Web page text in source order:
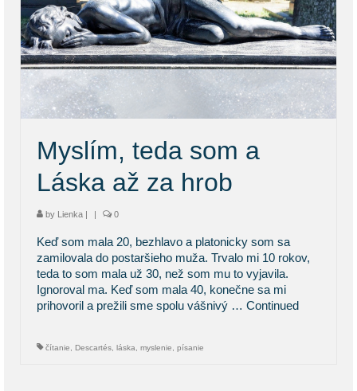
Myslím, teda som a
Láska až za hrob
by Lienka | | 0
Keď som mala 20, bezhlavo a platonicky som sa
zamilovala do postaršieho muža. Trvalo mi 10 rokov,
teda to som mala už 30, než som mu to vyjavila.
Ignoroval ma. Keď som mala 40, konečne sa mi
prihovoril a prežili sme spolu vášnivý … Continued
čítanie Descartés láska myslenie písanie